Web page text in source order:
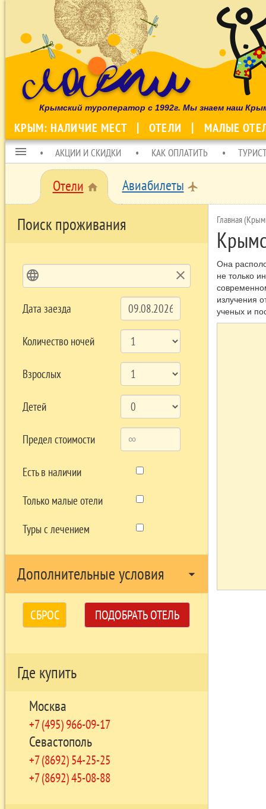
Крымский туроператор с 1992г. Мы знаем наш
КРЫМ: НАЛИЧИЕ МЕСТ ОТЕЛИ МАЛЫЕ
menu АКЦИИ И СКИДКИ КАК ОПЛАТИТЬ
Отели home Авиабилеты local_airport
Поиск проживания
language clear
Дата заезда
Количество ночей
Взрослых
Детей
Предел стоимости
Есть в наличии
Только малые отели
Туры с лечением
Дополнительные условия arrow_drop_down
СБРОС ПОДОБРАТЬ ОТЕЛЬ
Где купить
Москва
+7 (495) 966-09-17
Севастополь
+7 (8692) 54-25-25
+7 (8692) 45-08-88
Главная
Она
не только
излучения
ученых и